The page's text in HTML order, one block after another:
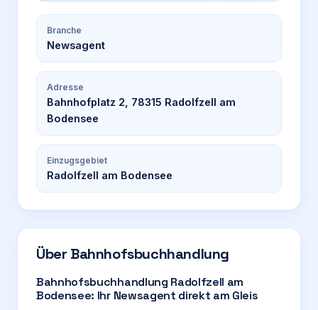
Branche
Newsagent
Adresse
Bahnhofplatz 2, 78315 Radolfzell am
Bodensee
Einzugsgebiet
Radolfzell am Bodensee
Über Bahnhofsbuchhandlung
Bahnhofsbuchhandlung Radolfzell am
Bodensee: Ihr Newsagent direkt am Gleis